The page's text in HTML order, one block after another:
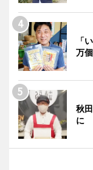
「
万
秋
に